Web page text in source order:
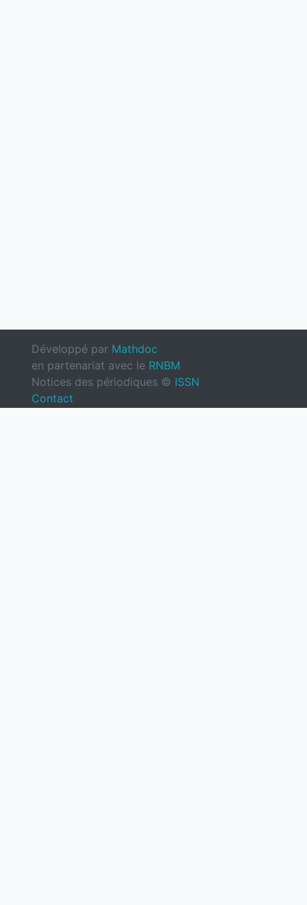
Développé par Mathdoc
en partenariat avec le RNBM
Notices des périodiques © ISSN
Contact